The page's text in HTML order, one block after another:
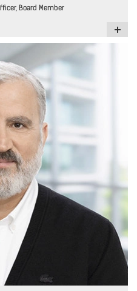
Board Member